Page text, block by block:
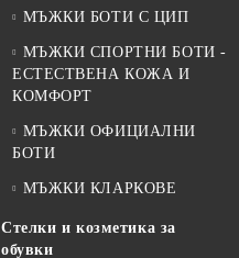
МЪЖКИ БОТИ С ЦИП
МЪЖКИ СПОРТНИ БОТИ -
ЕСТЕСТВЕНА КОЖА И
КОМФОРТ
МЪЖКИ ОФИЦИАЛНИ
БОТИ
МЪЖКИ КЛАРКОВЕ
Стелки и козметика за
обувки